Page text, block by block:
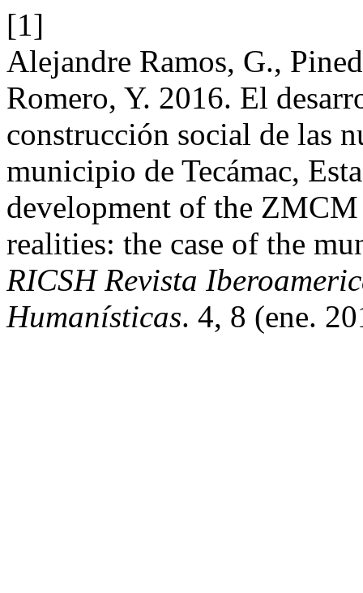
[1]
Alejandre Ramos, G.,
Romero, Y. 2016. El
construcción social de las
municipio de Tecámac,
development of the
realities: the case of the
RICSH Revista
Humanísticas. 4, 8 (ene.